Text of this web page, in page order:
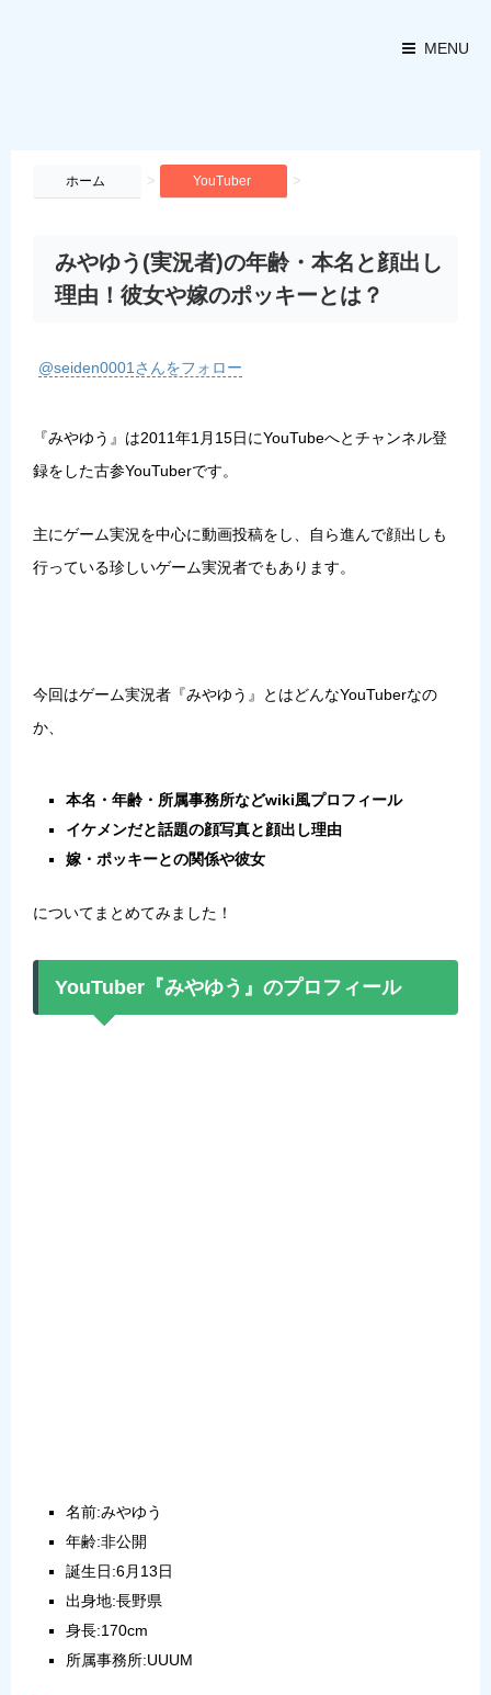
MENU
ホーム > YouTuber >
みやゆう(実況者)の年齢・本名と顔出し
理由！彼女や嫁のポッキーとは？
@seiden0001さんをフォロー
『みやゆう』は2011年1月15日にYouTubeへとチャンネル登
録をした古参YouTuberです。
主にゲーム実況を中心に動画投稿をし、自ら進んで顔出しも
行っている珍しいゲーム実況者でもあります。
今回はゲーム実況者『みやゆう』とはどんなYouTuberなの
か、
本名・年齢・所属事務所などwiki風プロフィール
イケメンだと話題の顔写真と顔出し理由
嫁・ポッキーとの関係や彼女
についてまとめてみました！
YouTuber『みやゆう』のプロフィール
名前:みやゆう
年齢:非公開
誕生日:6月13日
出身地:長野県
身長:170cm
所属事務所:UUUM